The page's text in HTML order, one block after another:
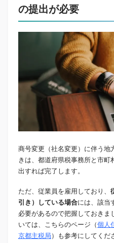
の提出が必要
商号変更（社名変更）に伴う地
きは、都道府県税事務所と市
出すれば完了します。
ただ、従業員を雇用しており、
引き）している場合には、該当
必要があるので把握しておきま
いては、こちらのページ（個人
京都主税局 ）も参考にしてくだ